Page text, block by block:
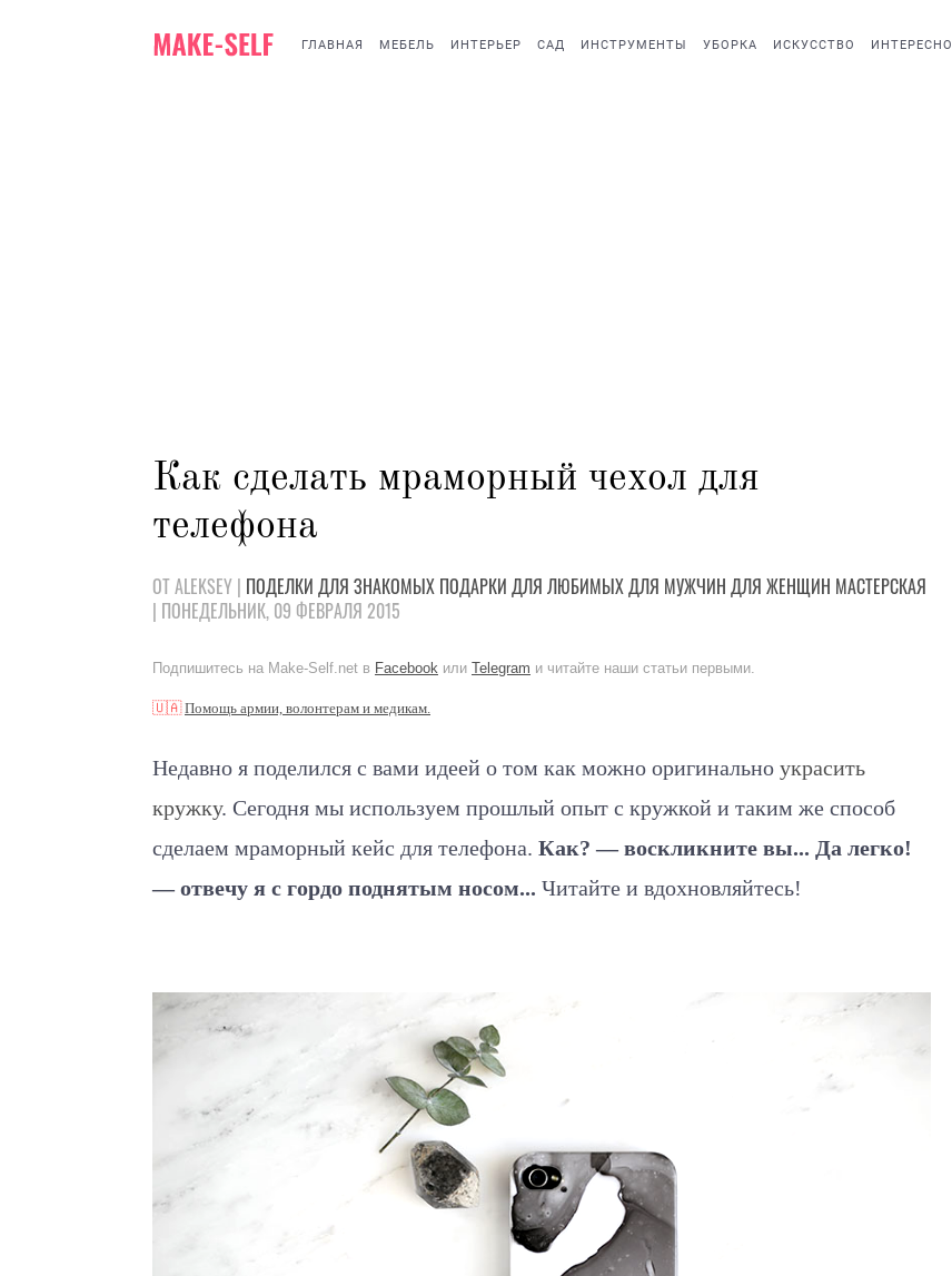
ГЛАВНАЯ МЕБЕЛЬ ИНТЕРЬЕР САД ИНСТРУМЕНТЫ УБОРКА ИСКУССТВО ИНТЕРЕСНО
Как сделать мраморный чехол для
телефона
ОТ ALEKSEY | ПОДЕЛКИ ДЛЯ ЗНАКОМЫХ ПОДАРКИ ДЛЯ ЛЮБИМЫХДЛЯ МУЖЧИН ДЛЯ ЖЕНЩИН МАСТЕРСКАЯ
| ПОНЕДЕЛЬНИК, 09 ФЕВРАЛЯ 2015
Подпишитесь на Make-Self.net в Facebook или Telegram и читайте наши статьи первыми.
🇺🇦Помощь армии, волонтерам и медикам.
Недавно я поделился с вами идеей о том как можно оригинально украсить
кружку. Сегодня мы используем прошлый опыт с кружкой и таким же способ
сделаем мраморный кейс для телефона. Как? — воскликните вы... Да легко!
— отвечу я с гордо поднятым носом... Читайте и вдохновляйтесь!